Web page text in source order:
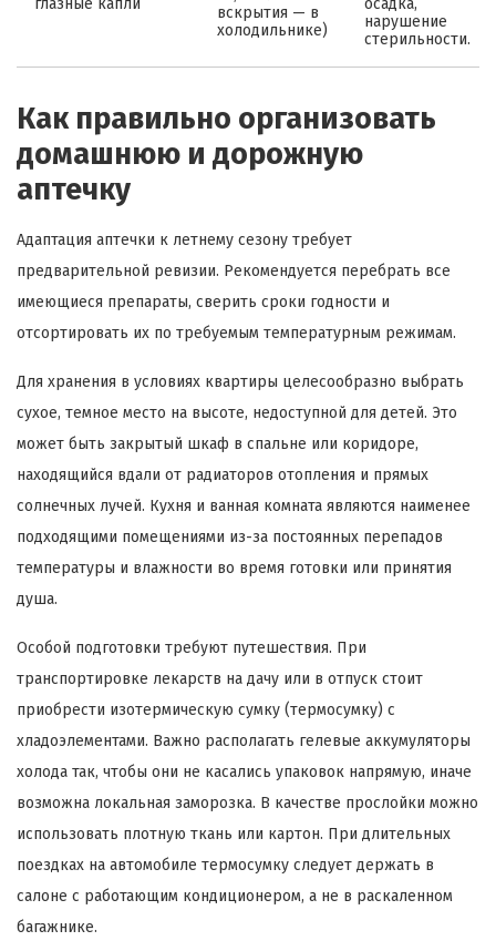
вскрытия — в
холодильнике)
нарушение
стерильности.
Как правильно организовать
домашнюю и дорожную
аптечку
Адаптация аптечки к летнему сезону требует
предварительной ревизии. Рекомендуется перебрать все
имеющиеся препараты, сверить сроки годности и
отсортировать их по требуемым температурным режимам.
Для хранения в условиях квартиры целесообразно выбрать
сухое, темное место на высоте, недоступной для детей. Это
может быть закрытый шкаф в спальне или коридоре,
находящийся вдали от радиаторов отопления и прямых
солнечных лучей. Кухня и ванная комната являются наименее
подходящими помещениями из-за постоянных перепадов
температуры и влажности во время готовки или принятия
душа.
Особой подготовки требуют путешествия. При
транспортировке лекарств на дачу или в отпуск стоит
приобрести изотермическую сумку (термосумку) с
хладоэлементами. Важно располагать гелевые аккумуляторы
холода так, чтобы они не касались упаковок напрямую, иначе
возможна локальная заморозка. В качестве прослойки можно
использовать плотную ткань или картон. При длительных
поездках на автомобиле термосумку следует держать в
салоне с работающим кондиционером, а не в раскаленном
багажнике.